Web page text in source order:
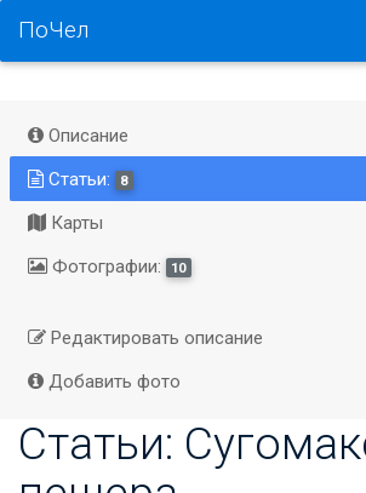
ПоЧел
Описание
Статьи:
8
Карты
Фотографии:
10
Редактировать описание
Добавить фото
Статьи: